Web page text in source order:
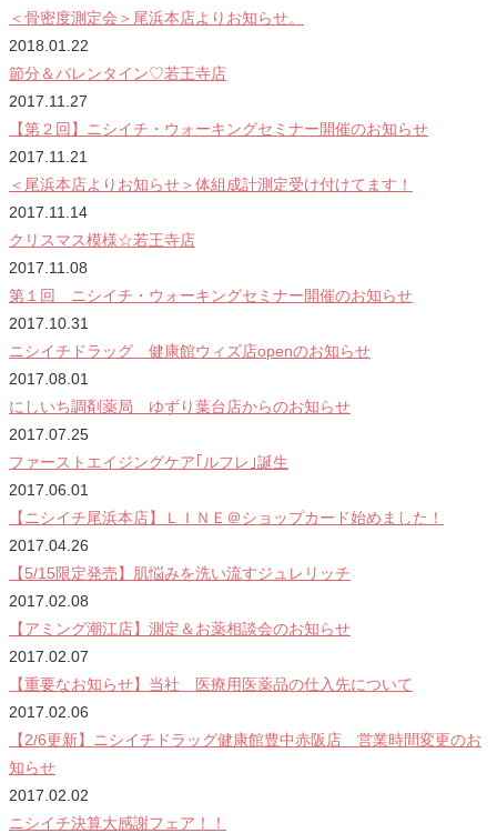
＜骨密度測定会＞尾浜本店よりお知らせ。
2018.01.22
節分＆バレンタイン♡若王寺店
2017.11.27
【第２回】ニシイチ・ウォーキングセミナー開催のお知らせ
2017.11.21
＜尾浜本店よりお知らせ＞体組成計測定受け付けてます！
2017.11.14
クリスマス模様☆若王寺店
2017.11.08
第１回 ニシイチ・ウォーキングセミナー開催のお知らせ
2017.10.31
ニシイチドラッグ 健康館ウィズ店openのお知らせ
2017.08.01
にしいち調剤薬局 ゆずり葉台店からのお知らせ
2017.07.25
ファーストエイジングケア｢ルフレ｣誕生
2017.06.01
【ニシイチ尾浜本店】ＬＩＮＥ＠ショップカード始めました！
2017.04.26
【5/15限定発売】肌悩みを洗い流すジュレリッチ
2017.02.08
【アミング潮江店】測定＆お薬相談会のお知らせ
2017.02.07
【重要なお知らせ】当社 医療用医薬品の仕入先について
2017.02.06
【2/6更新】ニシイチドラッグ健康館豊中赤阪店 営業時間変更のお
知らせ
2017.02.02
ニシイチ決算大感謝フェア！！